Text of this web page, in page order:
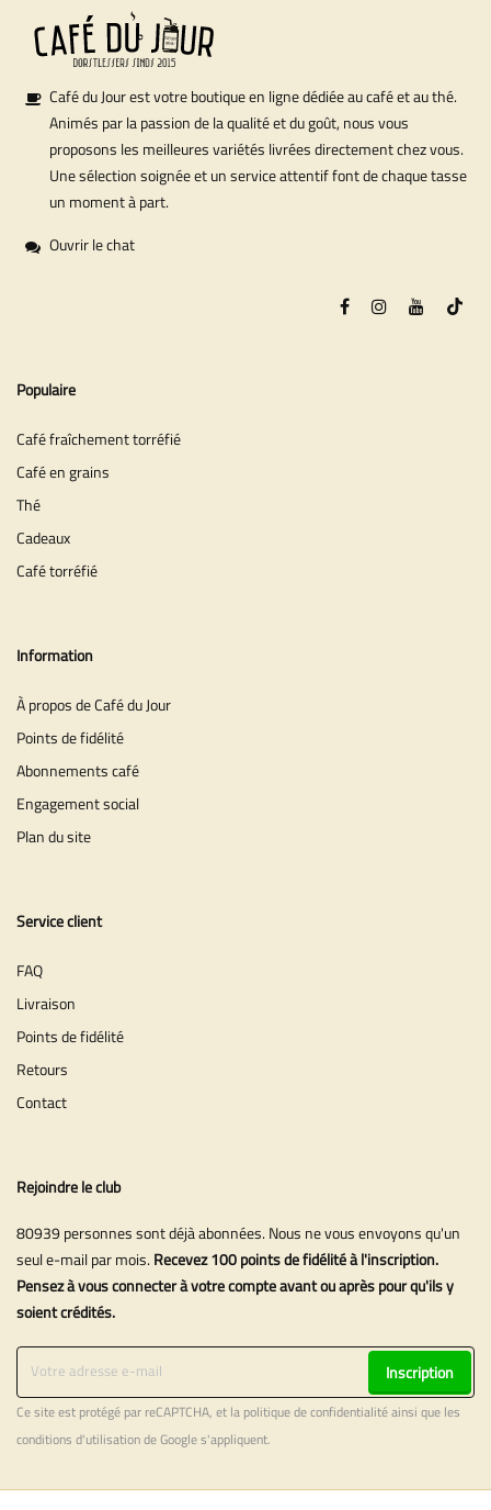
Café du Jour est votre boutique en ligne dédiée au café et au thé.
Animés par la passion de la qualité et du goût, nous vous
proposons les meilleures variétés livrées directement chez vous.
Une sélection soignée et un service attentif font de chaque tasse
un moment à part.
Ouvrir le chat
Populaire
Café fraîchement torréfié
Café en grains
Thé
Cadeaux
Café torréfié
Information
À propos de Café du Jour
Points de fidélité
Abonnements café
Engagement social
Plan du site
Service client
FAQ
Livraison
Points de fidélité
Retours
Contact
Rejoindre le club
80939 personnes sont déjà abonnées. Nous ne vous envoyons qu'un
seul e-mail par mois. Recevez 100 points de fidélité à l'inscription.
Pensez à vous connecter à votre compte avant ou après pour qu'ils y
soient crédités.
Inscription
Ce site est protégé par reCAPTCHA, et la politique de confidentialitéainsi que les
conditions d'utilisationde Google s'appliquent.